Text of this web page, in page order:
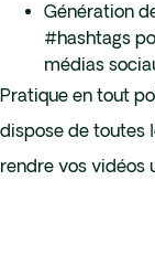
Génération
#hashtags
médias
Pratique en tout
dispose de toutes
rendre vos vidéos